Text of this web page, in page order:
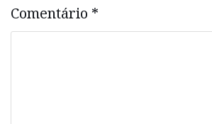
Comentário *